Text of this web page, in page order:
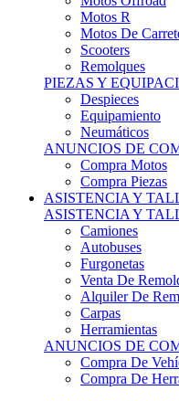
Motos R
Motos De
Scooters
Remolques
PIEZAS Y
Despieces
Equipamiento
Neumáticos
ANUNCIOS DE
Compra Motos
Compra Piezas
ASISTENCIA Y
ASISTENCIA Y
Camiones
Autobuses
Furgonetas
Venta De
Alquiler De
Carpas
Herramientas
ANUNCIOS DE
Compra De
Compra De